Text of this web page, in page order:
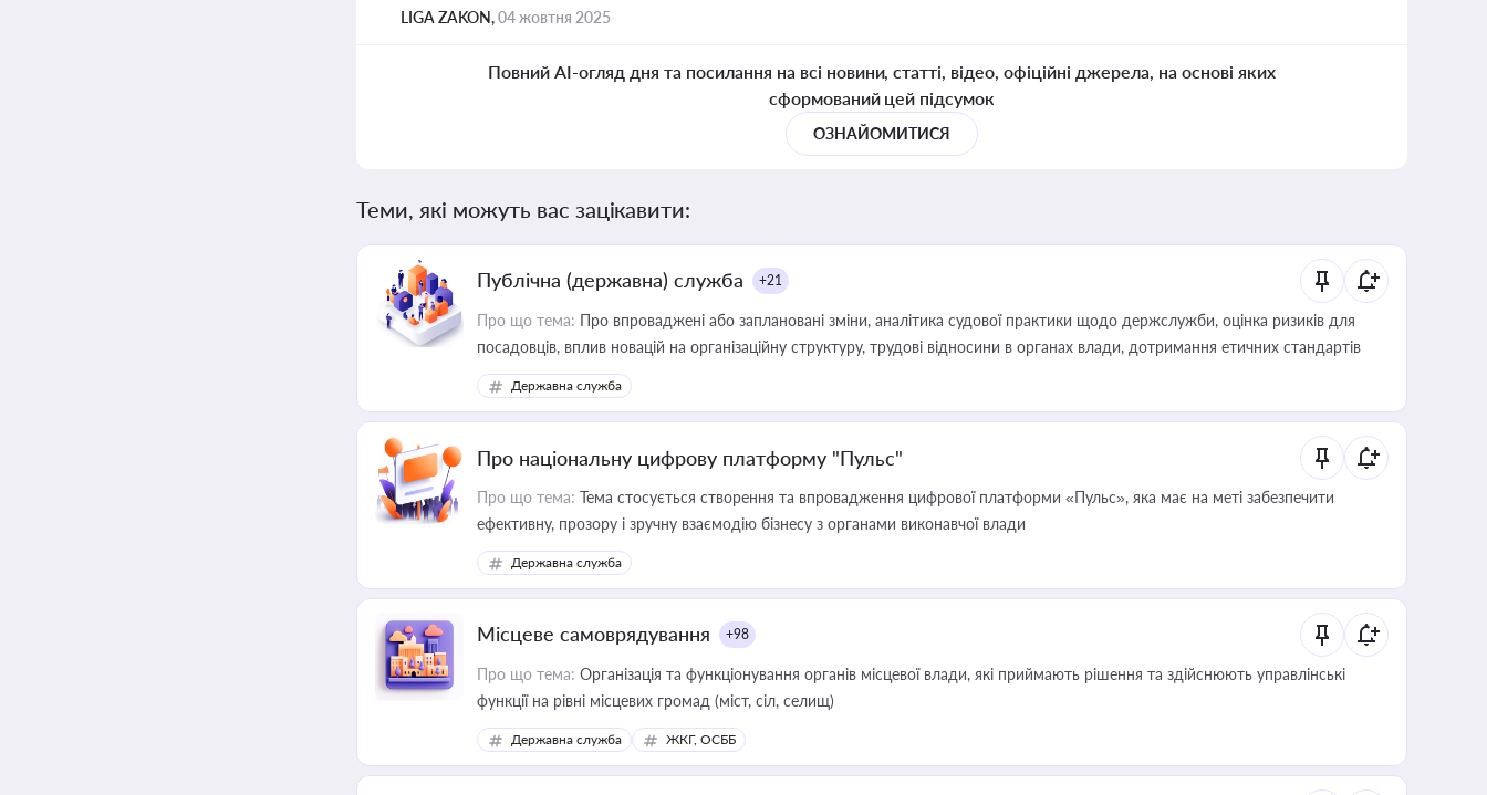
LIGA ZAKON,04 жовтня 2025
Повний AI-огляд дня та посилання на всі новини, статті, відео, офіційні джерела, на основі яких
сформований цей підсумок
ОЗНАЙОМИТИСЯ
Теми, які можуть вас зацікавити:
Публічна (державна) служба +21
Про що тема: Про впроваджені або заплановані зміни, аналітика судової практики щодо держслужби, оцінка ризиків для
посадовців, вплив новацій на організаційну структуру, трудові відносини в органах влади, дотримання етичних стандартів
Державна служба
Про національну цифрову платформу "Пульс"
Про що тема: Тема стосується створення та впровадження цифрової платформи «Пульс», яка має на меті забезпечити
ефективну, прозору і зручну взаємодію бізнесу з органами виконавчої влади
Державна служба
Місцеве самоврядування +98
Про що тема: Організація та функціонування органів місцевої влади, які приймають рішення та здійснюють управлінські
функції на рівні місцевих громад (міст, сіл, селищ)
Державна служба ЖКГ, ОСББ